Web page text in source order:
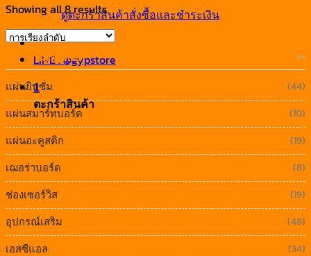
ดูตะกร้าสินค้าสั่งซื้อและชำระเงิน
LINE : @gypstore
1
ตะกร้าสินค้า
Showing all 8 results
หมวดหมู่ทั้งหมด
แผ่นยิปซั่ม (44)
แผ่นสมาร์ทบอร์ด (10)
แผ่นอะคูสติก (19)
เฌอร่าบอร์ด (8)
ช่องเซอร์วิส (19)
อุปกรณ์เสริม (48)
เอสซีแอล (34)